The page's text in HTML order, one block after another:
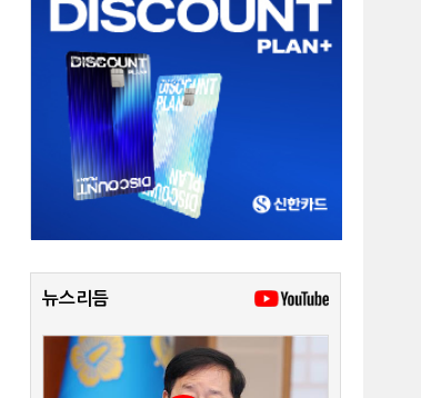
뉴스리듬